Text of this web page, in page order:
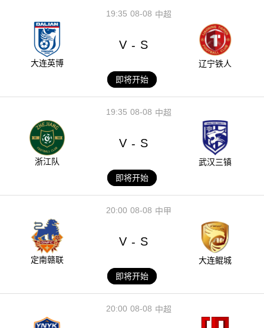
08-08
19:35 中超
大连英博
V - S
辽宁铁人
即将开始
08-08
19:35 中超
浙江队
V - S
武汉三镇
即将开始
08-08
20:00 中甲
定南赣联
V - S
大连鲲城
即将开始
08-08
20:00 中超